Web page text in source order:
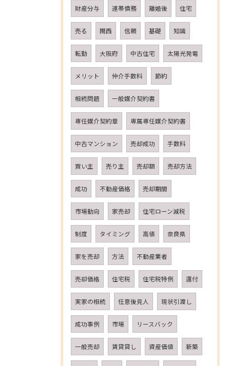
財産分与 連帯債務 離婚後 住宅
売る 関西 信頼 基礎 知識
転勤 大阪府 中古住宅 太陽光発電
メリット 仲介手数料 節約
相続問題 一般媒介契約書
専任媒介契約章 専属専任媒介契約書
中古マンション 売却成功 手数料
買い主 売り主 売却額 売却方法
成功 不動産価格 売却期間
市場動向 家売却 住宅ローン減税
制度 タイミング 高値 奈良県
家を売却 方法 不動産業者
売却価格 住宅税 住宅税特例 還付
実家の相続 任意後見人 現状引渡し
成功事例 市場 リースバック
一般売却 賃貸貸し 資産価値 新築